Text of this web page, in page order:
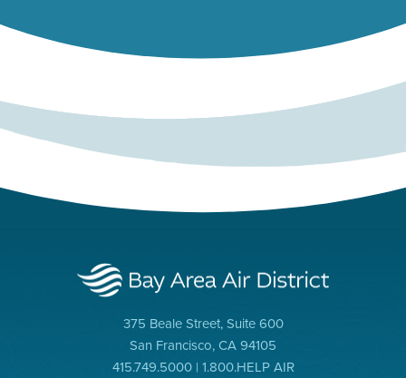
375 Beale Street, Suite 600
San Francisco, CA 94105
415.749.5000 | 1.800.HELP AIR